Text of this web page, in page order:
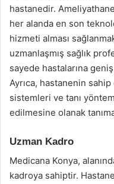
hastanedir.
her alanda en son
hizmeti alması
uzmanlaşmış sağlık
sayede hastalarına
Ayrıca, hastanenin
sistemleri ve tanı
edilmesine olanak
Uzman Kadro
Medicana Konya,
kadroya sahiptir.